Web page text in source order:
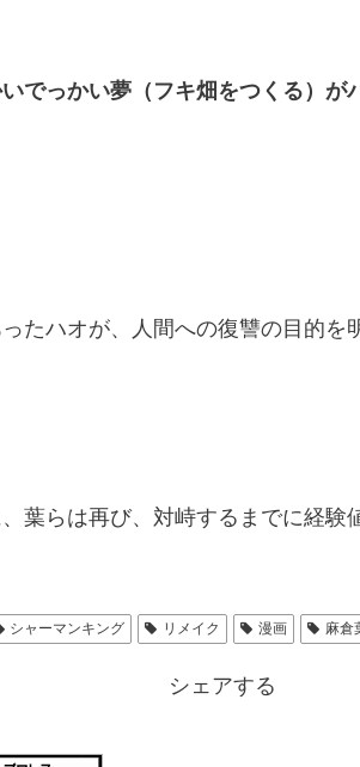
でっかい夢（フキ畑をつくる）が
たハオが、人間への復讐の目的を
葉らは再び、対峙するまでに経験
シャーマンキング リメイク 漫画 麻倉
シェアする